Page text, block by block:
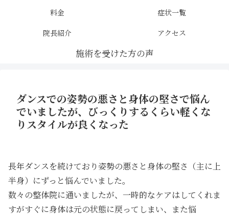
料金
症状一覧
院長紹介
アクセス
ダンスでの姿勢の悪さと身体の堅さで悩ん
でいましたが、びっくりするくらい軽くな
りスタイルが良くなった
長年ダンスを続けており姿勢の悪さと身体の堅さ（主に上
半身）にずっと悩んでいました。
数々の整体院に通いましたが、一時的なケアはしてくれま
すがすぐに身体は元の状態に戻ってしまい、また悩